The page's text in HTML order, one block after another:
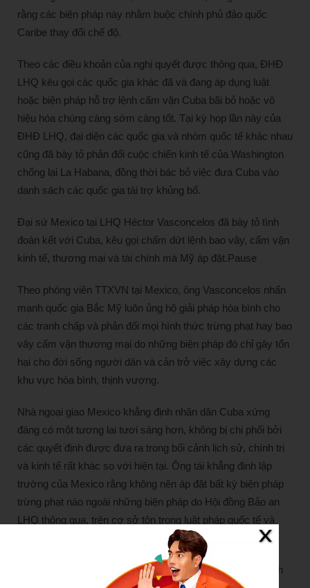
rằng các biện pháp này nhằm buộc chính phủ đảo quốc
Caribe thay đổi chế độ.
Theo các điều khoản của nghị quyết được thông qua, ĐHĐ
LHQ kêu gọi các quốc gia khác đã và đang áp dụng luật
hoặc biện pháp hỗ trợ lệnh cấm vận Cuba bãi bỏ hoặc vô
hiệu hóa chúng càng sớm càng tốt. Tại kỳ họp lần này của
ĐHĐ LHQ, đại diện các quốc gia và nhóm quốc tế khác nhau
cũng đã bày tỏ phản đối cuộc chiến kinh tế của Washington
chống lại La Habana, đồng thời bác bỏ việc đưa Cuba vào
danh sách các quốc gia tài trợ khủng bố.
Đại sứ Mexico tại LHQ Héctor Vasconcelos đã bày tỏ tình
đoàn kết với Cuba, kêu gọi chấm dứt lệnh bao vây, cấm vận
kinh tế, thương mại và tài chính mà Mỹ áp đặt.Pause
Theo phóng viên TTXVN tại Mexico, ông Vasconcelos nhấn
mạnh quốc gia Bắc Mỹ luôn ủng hộ giải pháp hòa bình cho
các tranh chấp và phản đối mọi hình thức trừng phạt hay bao
vây cấm vận thương mại do những biện pháp đó chỉ gây tổn
hại cho đời sống người dân và cản trở việc xây dựng các
khu vực hòa bình, thịnh vượng.
Nhà ngoại giao Mexico khẳng định nhân dân Cuba xứng
đáng có một tương lai tươi sáng hơn, không bị chi phối bởi
các quyết định được đưa ra trong bối cảnh lịch sử, chính trị
và kinh tế rất khác so với hiện tại. Ông tái khẳng định lập
trường của Mexico rằng không nên áp đặt bất kỳ biện pháp
trừng phạt nào ngoài những biện pháp do Hội đồng Bảo an
LHQ thông qua, trên cơ sở tôn trọng luật pháp quốc tế và
Lệnh cấm vận kinh tế của Mỹ đối với Cuba được ban hành